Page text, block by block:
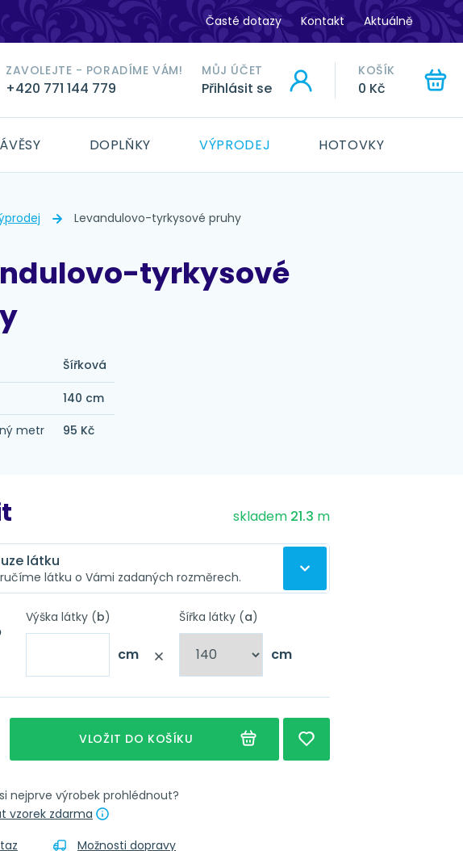
Časté dotazy Kontakt Aktuálně
ZAVOLEJTE - PORADÍME VÁM!
+420 771 144 779
MŮJ ÚČET
Přihlásit se
KOŠÍK
0 Kč
DOPLŇKY VÝPRODEJ HOTOVKY
HLEDAT
Levandulovo-tyrkysové pruhy
tyrkysové
Šířková
140 cm
metr
95 Kč
skladem 21.3 m
látku
látku o Vámi zadaných rozměrech.
této látky pro Vás ušijeme záclonu podle
parametrů.
Nápověda
Obšití + řasící stuha Nápověda
Obšití + narážecí kroužky 4 cm Nápověda
Obšití + tunýlek 7 cm Nápověda
Výška látky (b)
cm
Šířka látky (a)
cm
VLOŽIT DO KOŠÍKU
nejprve výrobek prohlédnout?
vzorek zdarma
Možnosti dopravy